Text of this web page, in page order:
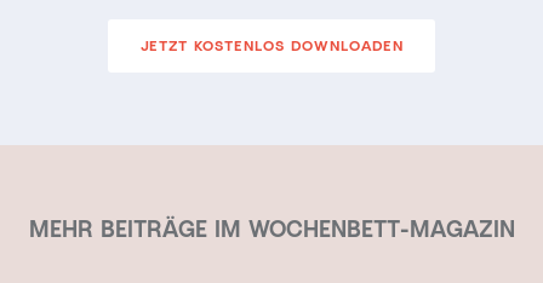
JETZT KOSTENLOS DOWNLOADEN
MEHR BEITRÄGE IM WOCHENBETT-MAGAZIN